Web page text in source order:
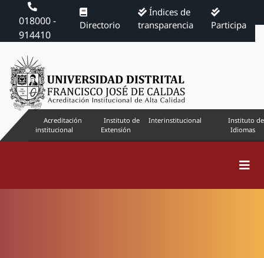
018000 -
914410
Directorio
Índices de
transparencia
Participa
Acreditación
institucional
Instituto de
Extensión
Interinstitucional
Instituto de
Idiomas